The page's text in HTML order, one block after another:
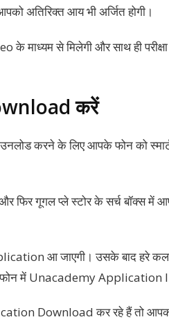
अतिरिक्त आय भी अर्जित होगी।
माध्यम से मिलेगी और साथ ही
करें
करने के लिए आपके फोन को
फिर गूगल प्ले स्टोर के सर्च बॉक्स में
आ जाएगी। उसके बाद हरे
में Unacademy Application
Download कर रहे हैं तो